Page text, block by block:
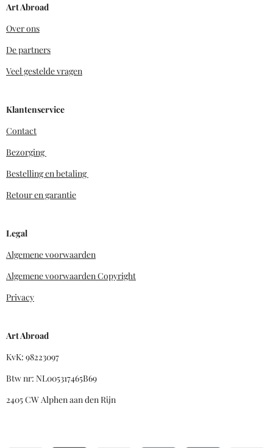
Art Abroad
Over ons
De partners
Veel gestelde vragen
Klantenservice
Contact
Bezorging
Bestelling en betaling
Retour en garantie
Legal
Algemene voorwaarden
Algemene voorwaarden Copyright
Privacy
Art Abroad
KvK: 98223097
Btw nr: NL005317465B69
2405 CW Alphen aan den Rijn